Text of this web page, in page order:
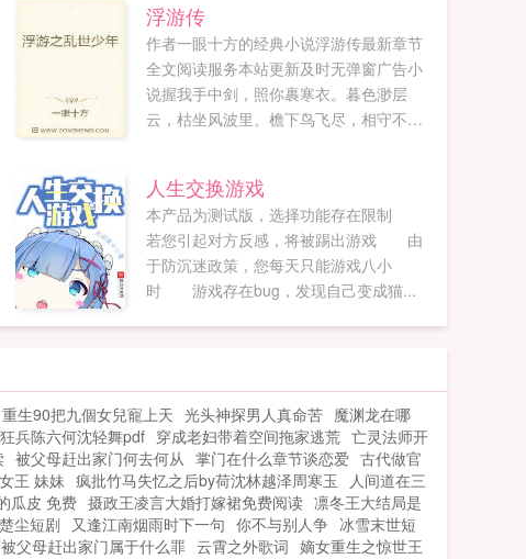
浮游传
作者一眼十方的经典小说浮游传最新章节
全文阅读服务本站更新及时无弹窗广告小
说握我手中剑，照你裹寒衣。暮色渺层
云，枯坐风波里。檐下鸟飞尽，相守不相
人生交换游戏
本产品为测试版，选择功能存在限制
若您引起对方反感，将被踢出游戏 由
于防沉迷政策，您每天只能游戏八小
时 游戏存在bug，发现自己变成猫...
重生90把九個女兒寵上天 光头神探男人真命苦 魔渊龙在哪
兵陈六何沈轻舞pdf 穿成老妇带着空间拖家逃荒 亡灵法师开
被父母赶出家门何去何从 掌门在什么章节谈恋爱 古代做官
王 妹妹 疯批竹马失忆之后by荷沈林越泽周寒玉
人间道在三
瓜皮 免费 摄政王凌言大婚打嫁裙免费阅读 凛冬王大结局是
尘短剧 又逢江南烟雨时下一句 你不与别人争 冰雪末世短
被父母赶出家门属于什么罪 云霄之外歌词 嫡女重生之惊世王